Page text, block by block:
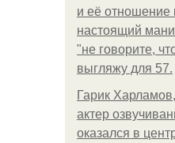
и её отношение
настоящий
"не говорите,
выгляжу для 57.
Гарик
актер
оказался в